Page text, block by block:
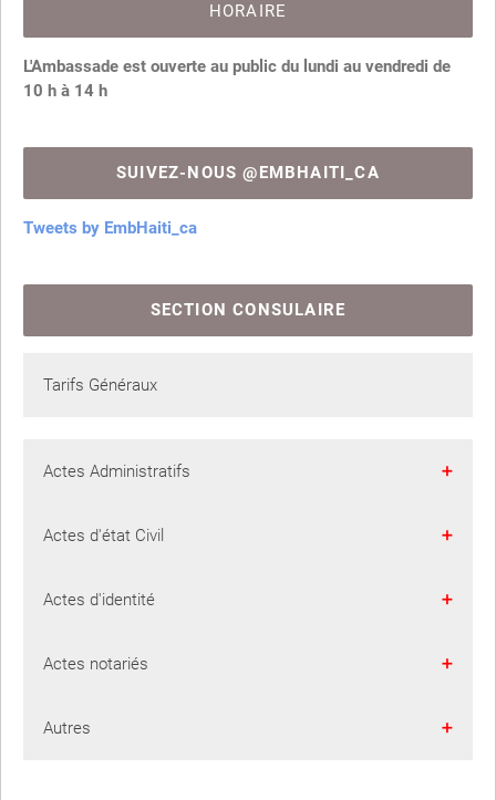
HORAIRE
L'Ambassade est ouverte au public du lundi au vendredi de
10 h à 14 h
SUIVEZ-NOUS @EMBHAITI_CA
Tweets by EmbHaiti_ca
SECTION CONSULAIRE
Tarifs Généraux
Actes Administratifs
Passeports
Actes d'état Civil
Acte de naissance
Acte de mariage
Actes d'identité
Certificat d'identié et de voyage
Actes notariés
Mandat
Autres